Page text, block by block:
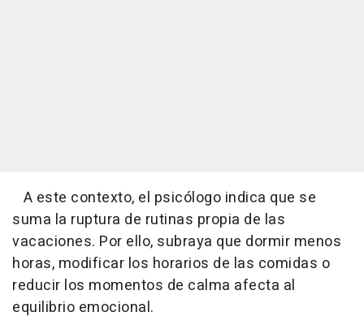
A este contexto, el psicólogo indica que se
suma la ruptura de rutinas propia de las
vacaciones. Por ello, subraya que dormir menos
horas, modificar los horarios de las comidas o
reducir los momentos de calma afecta al
equilibrio emocional.